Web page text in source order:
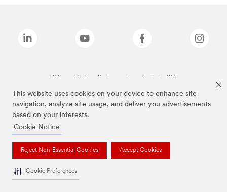
This website uses cookies on your device to enhance site
navigation, analyze site usage, and deliver you advertisements
based on your interests.
Cookie Notice
Reject Non-Essential Cookies Accept Cookies
Cookie Preferences
Výše zmíněné značky jsou ochranné známky 3M.